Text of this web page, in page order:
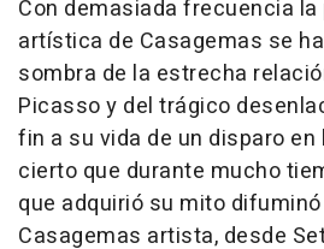
Con demasiada frecuencia
artística de Casagemas se
sombra de la estrecha
Picasso y del trágico
fin a su vida de un disparo en
cierto que durante mucho
que adquirió su mito
Casagemas artista, desde